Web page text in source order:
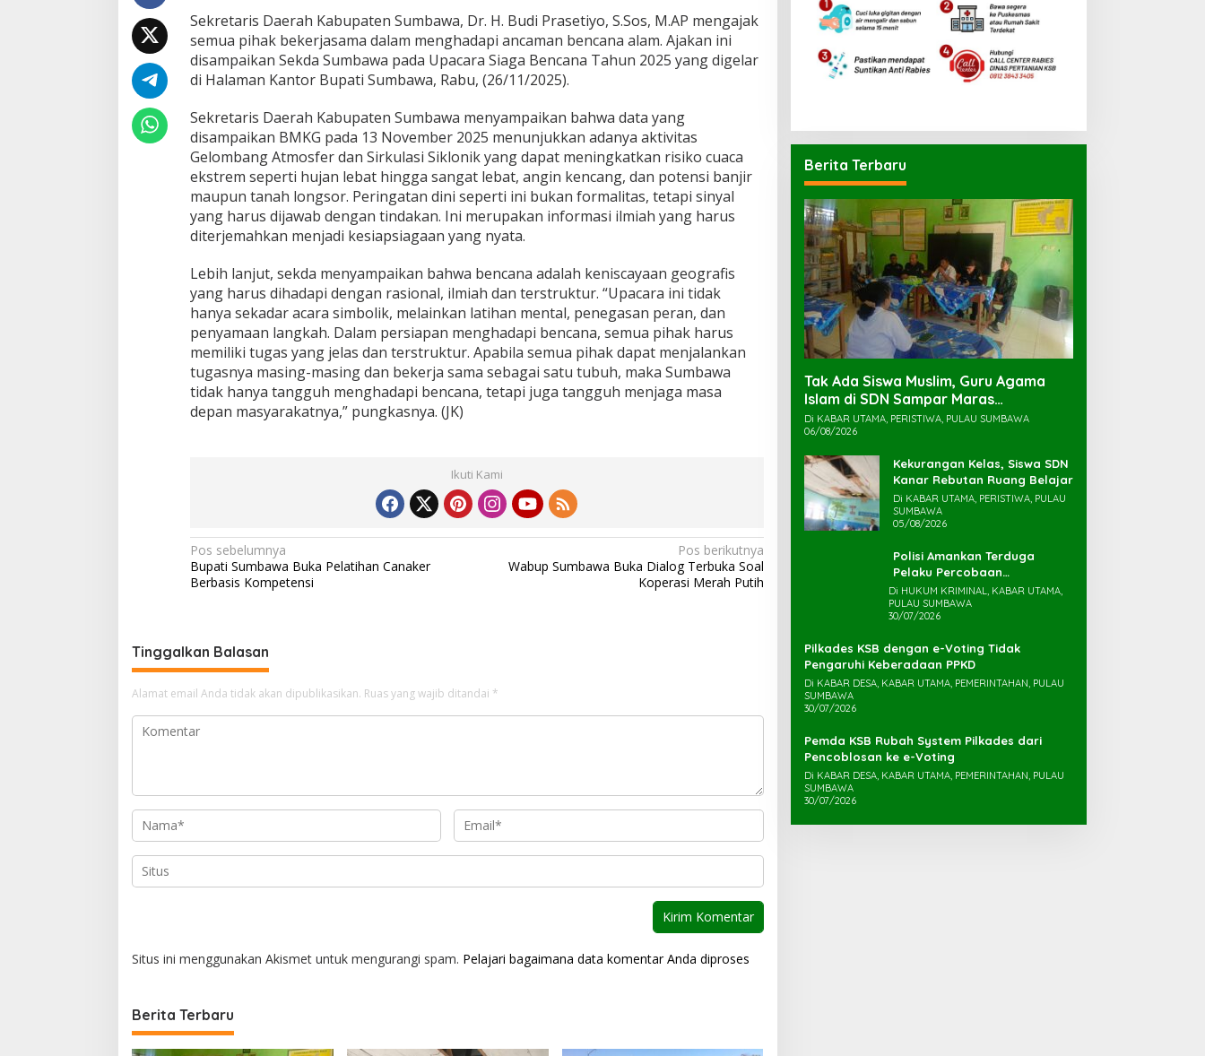
c
a
m
n
e
n
c
n
a
Sekretaris Daerah Kabupaten Sumbawa, Dr. H. Budi Prasetiyo, S.Sos, M.AP mengajak
semua pihak bekerjasama dalam menghadapi ancaman bencana alam. Ajakan ini
disampaikan Sekda Sumbawa pada Upacara Siaga Bencana Tahun 2025 yang digelar
di Halaman Kantor Bupati Sumbawa, Rabu, (26/11/2025).
Sekretaris Daerah Kabupaten Sumbawa menyampaikan bahwa data yang
disampaikan BMKG pada 13 November 2025 menunjukkan adanya aktivitas
Gelombang Atmosfer dan Sirkulasi Siklonik yang dapat meningkatkan risiko cuaca
ekstrem seperti hujan lebat hingga sangat lebat, angin kencang, dan potensi banjir
maupun tanah longsor. Peringatan dini seperti ini bukan formalitas, tetapi sinyal
yang harus dijawab dengan tindakan. Ini merupakan informasi ilmiah yang harus
diterjemahkan menjadi kesiapsiagaan yang nyata.
Lebih lanjut, sekda menyampaikan bahwa bencana adalah keniscayaan geografis
yang harus dihadapi dengan rasional, ilmiah dan terstruktur. “Upacara ini tidak
hanya sekadar acara simbolik, melainkan latihan mental, penegasan peran, dan
penyamaan langkah. Dalam persiapan menghadapi bencana, semua pihak harus
memiliki tugas yang jelas dan terstruktur. Apabila semua pihak dapat menjalankan
tugasnya masing-masing dan bekerja sama sebagai satu tubuh, maka Sumbawa
tidak hanya tangguh menghadapi bencana, tetapi juga tangguh menjaga masa
depan masyarakatnya,” pungkasnya. (JK)
Ikuti Kami
N
a
g
a
s
i
s
Pos sebelumnya
Bupati Sumbawa Buka Pelatihan Canaker
Berbasis Kompetensi
Pos berikutnya
Wabup Sumbawa Buka Dialog Terbuka Soal
Koperasi Merah Putih
Tinggalkan Balasan
Alamat email Anda tidak akan dipublikasikan. Ruas yang wajib ditandai *
Situs ini menggunakan Akismet untuk mengurangi spam. Pelajari bagaimana data komentar Anda diproses
Berita Terbaru
Berita Terbaru
Tak Ada Siswa Muslim, Guru Agama
Islam di SDN Sampar Maras
Terkatung-katung ‎
Di KABAR UTAMA, PERISTIWA, PULAU SUMBAWA
06/08/2026
Kekurangan Kelas, Siswa SDN
Kanar Rebutan Ruang Belajar
Di KABAR UTAMA, PERISTIWA, PULAU
SUMBAWA
05/08/2026
Polisi Amankan Terduga
Pelaku Percobaan
Pemerkosaan yang Ancam
Korban dengan Parang
Di HUKUM KRIMINAL, KABAR UTAMA,
PULAU SUMBAWA
30/07/2026
Pilkades KSB dengan e-Voting Tidak
Pengaruhi Keberadaan PPKD
Di KABAR DESA, KABAR UTAMA, PEMERINTAHAN, PULAU
SUMBAWA
30/07/2026
Pemda KSB Rubah System Pilkades dari
Pencoblosan ke e-Voting
Di KABAR DESA, KABAR UTAMA, PEMERINTAHAN, PULAU
SUMBAWA
30/07/2026